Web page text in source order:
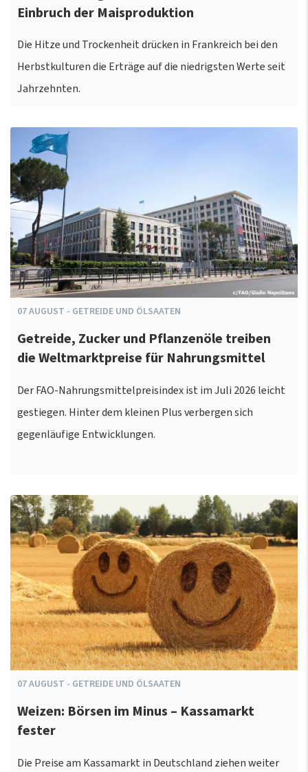
Einbruch der Maisproduktion
Die Hitze und Trockenheit drücken in Frankreich bei den
Herbstkulturen die Erträge auf die niedrigsten Werte seit
Jahrzehnten.
07AUGUST - GETREIDE UND ÖLSAATEN
Getreide, Zucker und Pflanzenöle treiben
die Weltmarktpreise für Nahrungsmittel
Der FAO-Nahrungsmittelpreisindex ist im Juli 2026 leicht
gestiegen. Hinter dem kleinen Plus verbergen sich
gegenläufige Entwicklungen.
07AUGUST - GETREIDE UND ÖLSAATEN
Weizen: Börsen im Minus – Kassamarkt
fester
Die Preise am Kassamarkt in Deutschland ziehen weiter